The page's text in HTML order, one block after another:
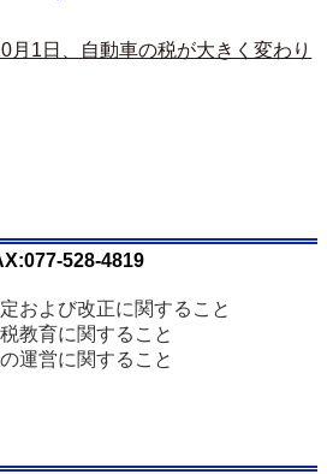
月1日、自動車の税が大きく変わり
528-4819
および改正に関すること
教育に関すること
運営に関すること